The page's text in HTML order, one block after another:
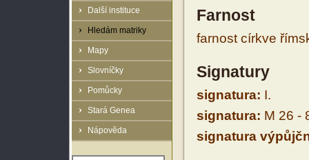
Další instituce
Hledám matriky
Mapy
Slovníčky
Pomůcky
Stará Genea
Nápověda
Farnost
farnost církve
Signatury
signatura: I.
signatura: M 26 -
signatura